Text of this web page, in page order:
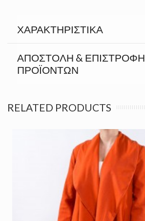
ΧΑΡΑΚΤΗΡΙΣΤΙΚΆ
ΑΠΟΣΤΟΛΉ & ΕΠΙΣΤΡΟΦΉ
ΠΡΟΪΟΝΤΩΝ
RELATED PRODUCTS